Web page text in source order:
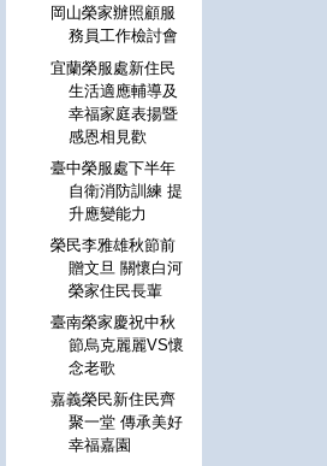
岡山榮家辦照顧服
務員工作檢討會
宜蘭榮服處新住民
生活適應輔導及
幸福家庭表揚暨
感恩相見歡
臺中榮服處下半年
自衛消防訓練 提
升應變能力
榮民李雅雄秋節前
贈文旦 關懷白河
榮家住民長輩
臺南榮家慶祝中秋
節烏克麗麗VS懷
念老歌
嘉義榮民新住民齊
聚一堂 傳承美好
幸福嘉園